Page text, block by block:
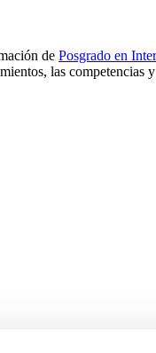
de Posgrado en
las competencias y